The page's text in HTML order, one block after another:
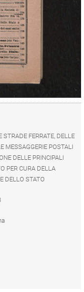
STRADE FERRATE, DELLE
MESSAGGERIE POSTALI
DELLE PRINCIPALI
PER CURA DELLA
DELLO STATO